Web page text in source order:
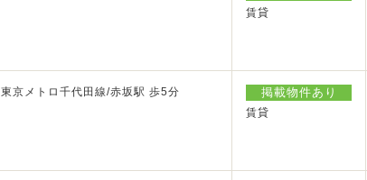
賃貸
東京メトロ千代田線/赤坂駅 歩5分 掲載物件あり
賃貸